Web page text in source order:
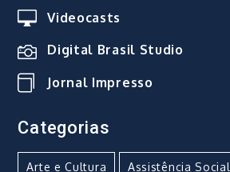
Videocasts
Digital Brasil Studio
Jornal Impresso
Categorias
Arte e Cultura Assistência Social